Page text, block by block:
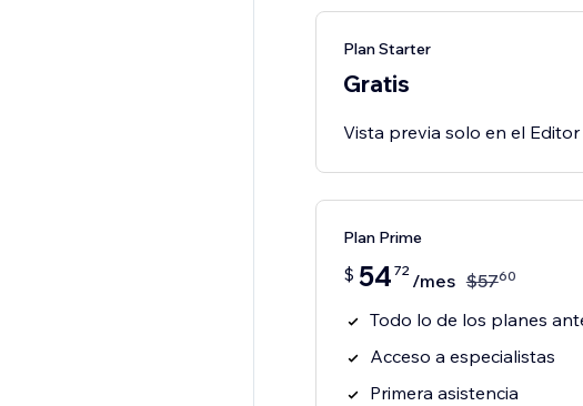
Plan Starter
Gratis
Vista previa solo en el
Plan Prime
$ 54 72 /mes $5760
Todo lo de los planes
Acceso a especialistas
Primera asistencia